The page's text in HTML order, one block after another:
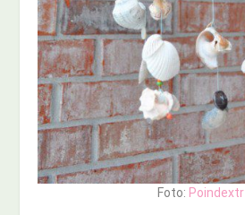
Foto: Poindextr